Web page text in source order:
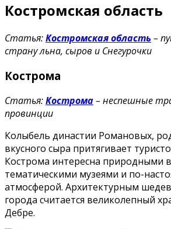
Костромская область
Статья:Костромская область –
страну льна, сыров и Снегурочки
Кострома
Статья:Кострома– неспешные
провинции
Колыбель династии Романовых,
вкусного сыра притягивает
Кострома интересна природными
тематическими музеями и по-
атмосферой. Архитектурным
города считается великолепный
Дебре.